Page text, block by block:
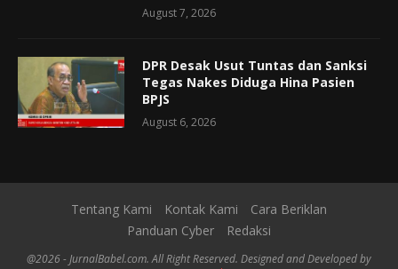
August 7, 2026
DPR Desak Usut Tuntas dan Sanksi
Tegas Nakes Diduga Hina Pasien
BPJS
August 6, 2026
Tentang Kami Kontak Kami
Cara Beriklan
Panduan Cyber
Redaksi
@2026 - JurnalBabel.com. All Right Reserved. Designed and Developed by